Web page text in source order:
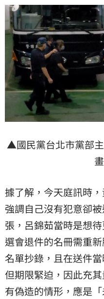
▲國民黨台北市黨部
據了解，今天庭訊時
強調自己沒有犯意卻
張，呂錦茹當時是想
選會退件的名冊需重
名單抄錄，且在送件
但期限緊迫，因此充
有偽造的情形，應是